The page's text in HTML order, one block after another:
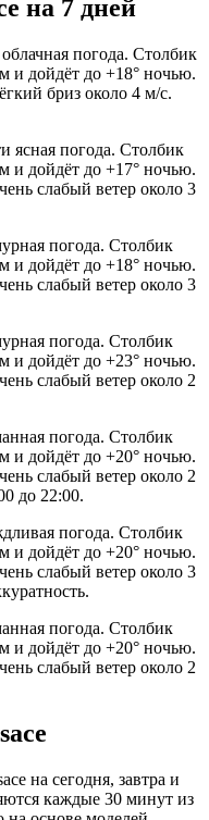
на 7 дней
погода. Столбик
и дойдёт до +18° ночью.
бриз около 4 м/с.
ясная погода. Столбик
и дойдёт до +17° ночью.
слабый ветер около 3
погода. Столбик
и дойдёт до +18° ночью.
слабый ветер около 3
погода. Столбик
и дойдёт до +23° ночью.
слабый ветер около 2
погода. Столбик
и дойдёт до +20° ночью.
слабый ветер около 2
до 22:00.
погода. Столбик
и дойдёт до +20° ночью.
слабый ветер около 3
погода. Столбик
и дойдёт до +20° ночью.
слабый ветер около 2
на сегодня, завтра и
каждые 30 минут из